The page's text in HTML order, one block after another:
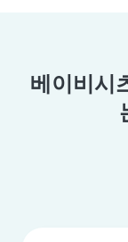
베이비시